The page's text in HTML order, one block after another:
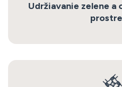
Udržiavanie zelene a